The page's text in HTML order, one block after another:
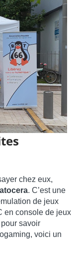
chez eux,
. C’est une
de jeux
en console de jeux
savoir
voici un